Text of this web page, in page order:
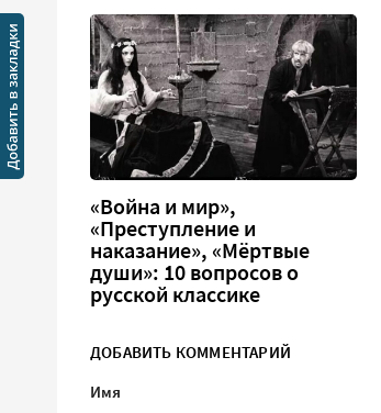
«Война и мир»,
«Преступление и
наказание», «Мёртвые
души»: 10 вопросов о
русской классике
ДОБАВИТЬ КОММЕНТАРИЙ
Имя